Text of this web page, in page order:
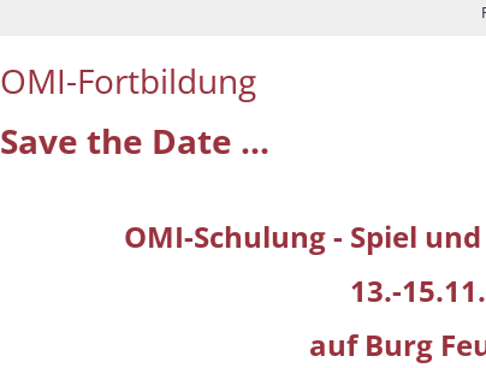
OMI-Fortbildung
Save the Date ...
OMI-Schulung - Spiel
13.-
auf Burg